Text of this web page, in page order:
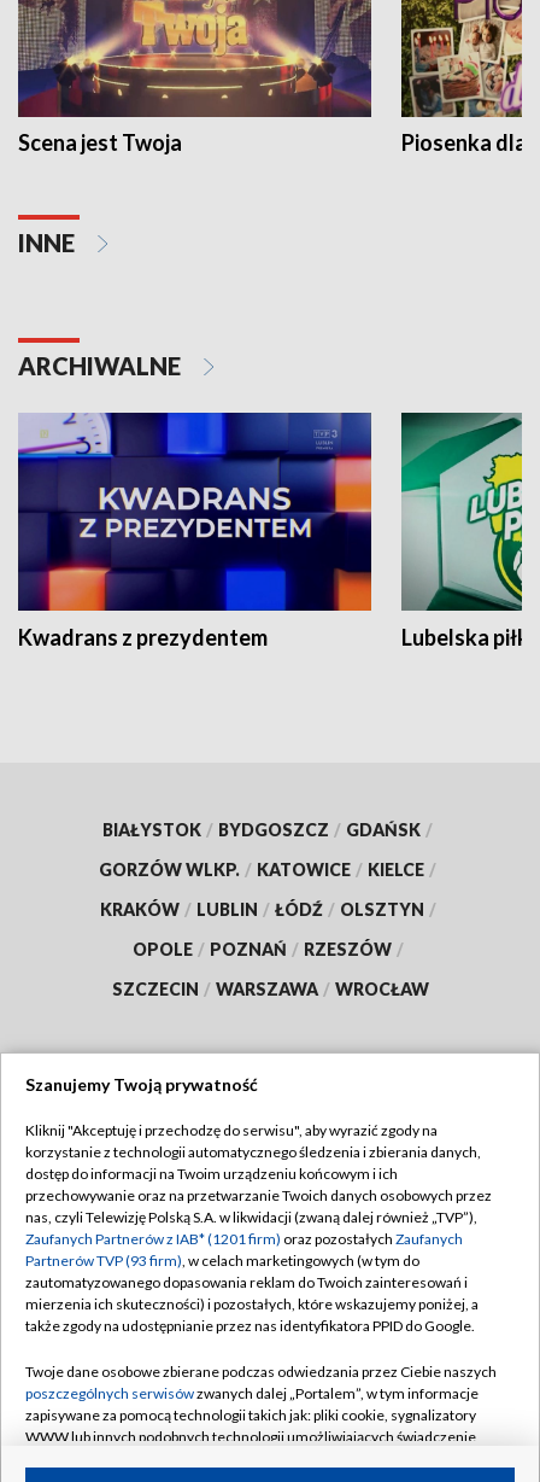
Scena jest Twoja Piosenka dla
INNE
ARCHIWALNE
Kwadrans z prezydentem Lubelska piłka
BIAŁYSTOK / BYDGOSZCZ / GDAŃSK /
GORZÓW WLKP. / KATOWICE / KIELCE /
KRAKÓW / LUBLIN / ŁÓDŹ / OLSZTYN /
OPOLE / POZNAŃ / RZESZÓW /
SZCZECIN / WARSZAWA / WROCŁAW
TVP
Abonament TVP
Emisja w TVP
Centrum informacji TVP
Naziemna Telewizja Cyfrowa
Rada Programowa
System NOS
Informacje o nadawcy
Regulamin TVP
Polityka prywatności
Moje zgody
Pomoc
Kontakt
Kanały
Szanujemy Twoją prywatność
Kliknij "Akceptuję i przechodzę do serwisu", aby wyrazić zgody na
korzystanie z technologii automatycznego śledzenia i zbierania danych,
dostęp do informacji na Twoim urządzeniu końcowym i ich
przechowywanie oraz na przetwarzanie Twoich danych osobowych przez
nas, czyli Telewizję Polską S.A. w likwidacji (zwaną dalej również „TVP”),
Zaufanych Partnerów z IAB* (1201 firm) oraz pozostałych Zaufanych
Partnerów TVP (93 firm), w celach marketingowych (w tym do
zautomatyzowanego dopasowania reklam do Twoich zainteresowań i
mierzenia ich skuteczności) i pozostałych, które wskazujemy poniżej, a
także zgody na udostępnianie przez nas identyfikatora PPID do Google.
Twoje dane osobowe zbierane podczas odwiedzania przez Ciebie naszych
poszczególnych serwisówzwanych dalej „Portalem”, w tym informacje
zapisywane za pomocą technologii takich jak: pliki cookie, sygnalizatory
WWW lub innych podobnych technologii umożliwiających świadczenie